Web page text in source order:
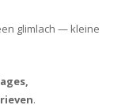
glimlach — kleine
.